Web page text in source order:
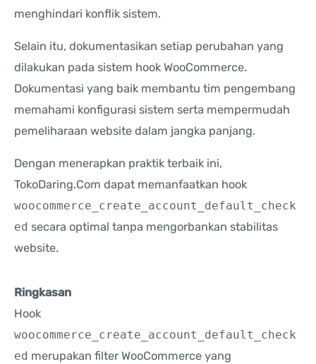
menghindari konflik sistem.
Selain itu, dokumentasikan setiap perubahan yang
dilakukan pada sistem hook WooCommerce.
Dokumentasi yang baik membantu tim pengembang
memahami konfigurasi sistem serta mempermudah
pemeliharaan website dalam jangka panjang.
Dengan menerapkan praktik terbaik ini,
TokoDaring.Com dapat memanfaatkan hook
woocommerce_create_account_default_check
ed secara optimal tanpa mengorbankan stabilitas
website.
Ringkasan
Hook
woocommerce_create_account_default_check
ed merupakan filter WooCommerce yang